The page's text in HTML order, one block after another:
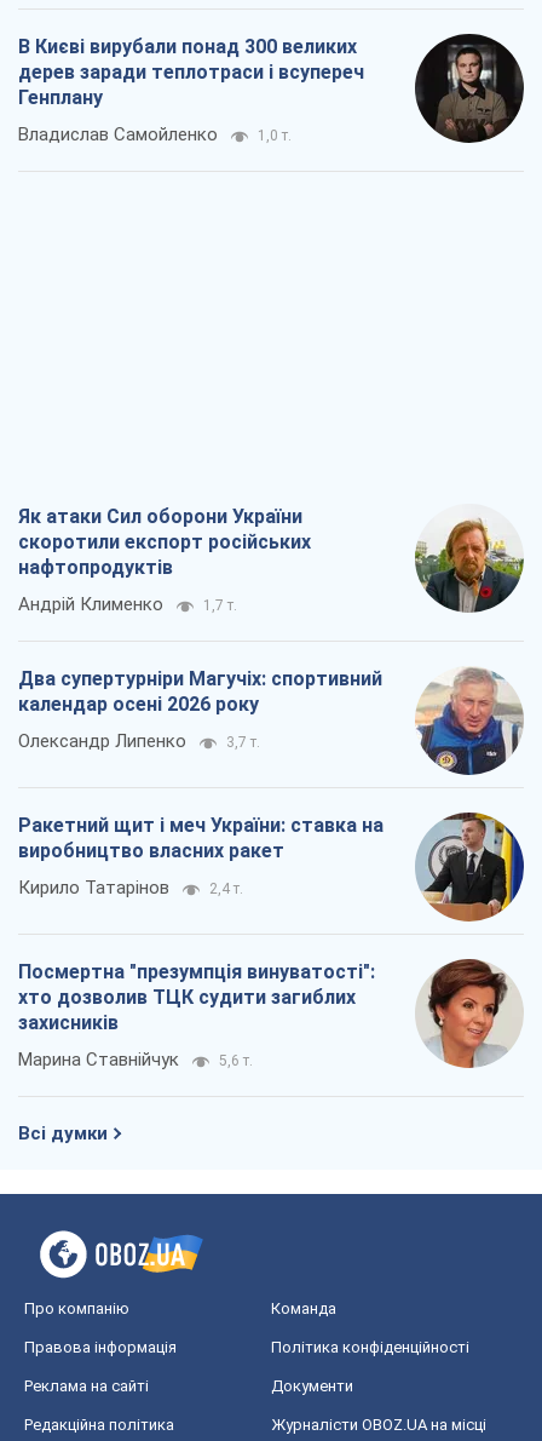
В Києві вирубали понад 300 великих
дерев заради теплотраси і всупереч
Генплану
Владислав Самойленко 1,0 т.
Як атаки Сил оборони України
скоротили експорт російських
нафтопродуктів
Андрій Клименко 1,7 т.
Два супертурніри Магучіх: спортивний
календар осені 2026 року
Олександр Липенко 3,7 т.
Ракетний щит і меч України: ставка на
виробництво власних ракет
Кирило Татарінов 2,4 т.
Посмертна "презумпція винуватості":
хто дозволив ТЦК судити загиблих
захисників
Марина Ставнійчук 5,6 т.
Всі думки
Про компанію Команда
Правова інформація Політика конфіденційності
Реклама на сайті Документи
Редакційна політика
Журналісти OBOZ.UA на місці